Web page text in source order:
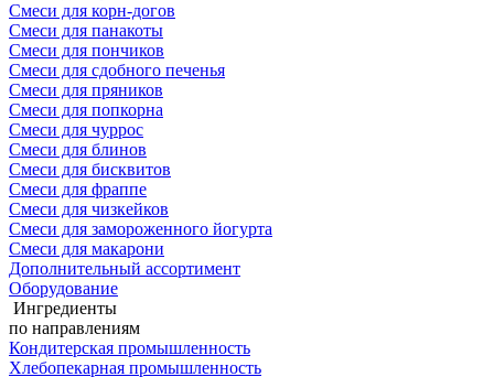
Смеси для корн-догов
Смеси для панакоты
Смеси для пончиков
Смеси для сдобного печенья
Смеси для пряников
Смеси для попкорна
Смеси для чуррос
Смеси для блинов
Смеси для бисквитов
Смеси для фраппе
Смеси для чизкейков
Смеси для замороженного йогурта
Смеси для макарони
Дополнительный ассортимент
Оборудование
Ингредиенты
по направлениям
Кондитерская промышленность
Хлебопекарная промышленность